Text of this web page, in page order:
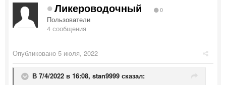
Ликероводочный 0
Пользователи
4 сообщения
Опубликовано 5 июля, 2022
В 7/4/2022 в 16:08, stan9999 сказал: